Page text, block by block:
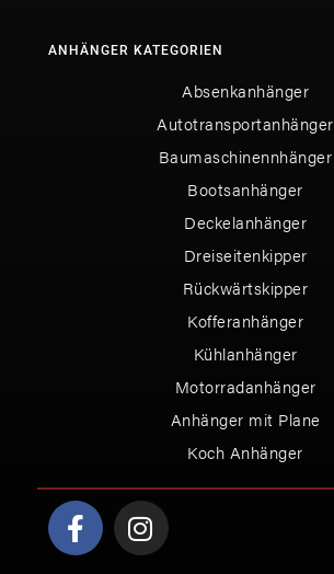
ANHÄNGER KATEGORIEN
Absenkanhänger
Autotransportanhänger
Baumaschinennhänger
Bootsanhänger
Deckelanhänger
Dreiseitenkipper
Rückwärtskipper
Kofferanhänger
Kühlanhänger
Motorradanhänger
Anhänger mit Plane
Koch Anhänger